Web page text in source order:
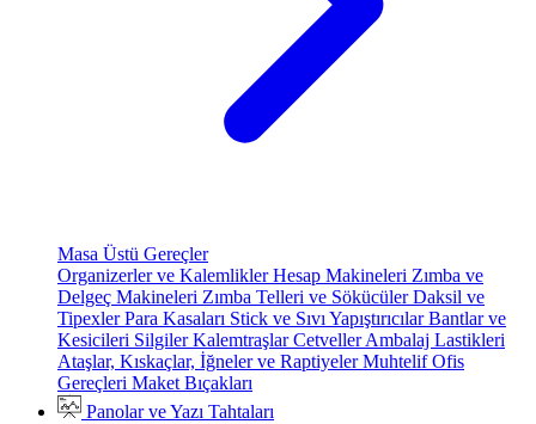
Masa Üstü Gereçler
Organizerler ve KalemliklerHesap Makineleri Zımba ve
Delgeç Makineleri Zımba Telleri ve SökücülerDaksil ve
TipexlerPara Kasaları Stick ve Sıvı YapıştırıcılarBantlar ve
Kesicileri SilgilerKalemtraşlarCetvellerAmbalaj Lastikleri
Ataşlar, Kıskaçlar, İğneler ve RaptiyelerMuhtelif Ofis
Gereçleri Maket Bıçakları
Panolar ve Yazı Tahtaları